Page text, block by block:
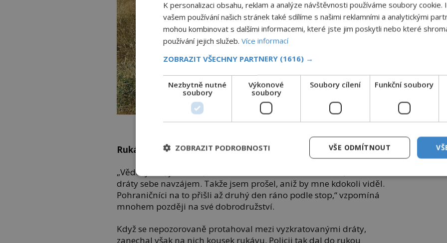
Rukáv jako důkaz
„Věděl jsem, jak na to, že se člověk nesmí drátů dotknout, a ani
dráty sebe navzájem. Takže jsem prošel, aniž by mne kdokoli viděl.
Pohraničníci na to přišli až druhý den ráno podle stop,“ vzpomíná
mnohem později na své dobrodružství.
Když se nepozorovaně protahoval mezi vyzkratovanými dráty,
zanechal však na nich kousek rukávu. Policii tak dal do rukou
K personalizaci obsahu, reklam a analýze návštěvnosti používáme soubory cookie.
vašem používání našich stránek také sdílíme s našimi reklamními a analytickými
mohou kombinovat s dalšími informacemi, které jste jim poskytli nebo které
používání jejich služeb. Více informací
ZOBRAZIT VŠECHNY PARTNERY (1616) →
Nezbytně nutné
soubory
Výkonové
soubory
Soubory cílení Funkční soubory
VŠE ODMÍTNOUT
ZOBRAZIT PODROBNOSTI